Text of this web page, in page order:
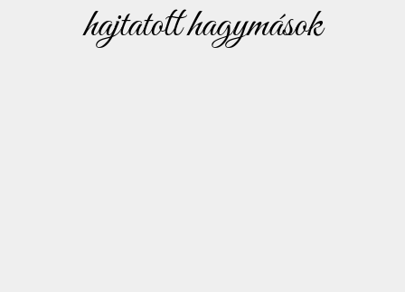
hajtatott hagymások